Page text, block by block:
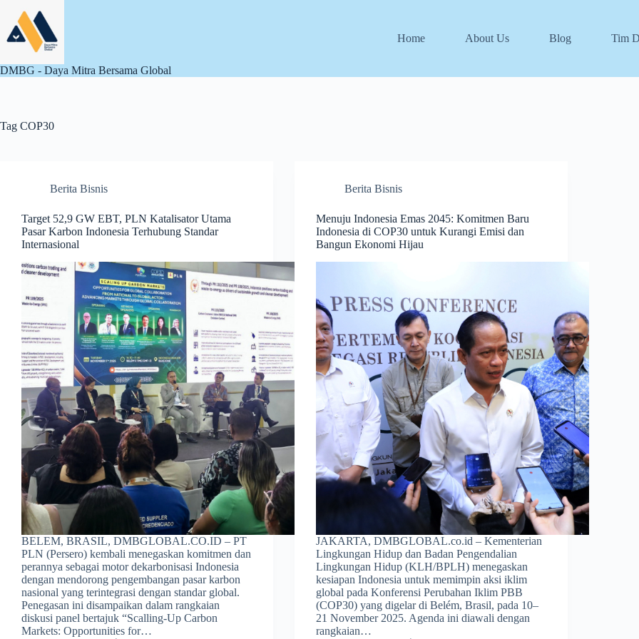
content
DMBG - Daya Mitra Bersama Global
Home About Us Blog Tim
Tag COP30
Berita Bisnis
Target 52,9 GW EBT, PLN Katalisator Utama
Pasar Karbon Indonesia Terhubung Standar
Internasional
BELEM, BRASIL, DMBGLOBAL.CO.ID – PT
PLN (Persero) kembali menegaskan komitmen dan
perannya sebagai motor dekarbonisasi Indonesia
dengan mendorong pengembangan pasar karbon
nasional yang terintegrasi dengan standar global.
Penegasan ini disampaikan dalam rangkaian
diskusi panel bertajuk “Scalling-Up Carbon
Markets: Opportunities for…
Berita Bisnis
Menuju Indonesia Emas 2045: Komitmen Baru
Indonesia di COP30 untuk Kurangi Emisi dan
Bangun Ekonomi Hijau
JAKARTA, DMBGLOBAL.co.id – Kementerian
Lingkungan Hidup dan Badan Pengendalian
Lingkungan Hidup (KLH/BPLH) menegaskan
kesiapan Indonesia untuk memimpin aksi iklim
global pada Konferensi Perubahan Iklim PBB
(COP30) yang digelar di Belém, Brasil, pada 10–
21 November 2025. Agenda ini diawali dengan
rangkaian…